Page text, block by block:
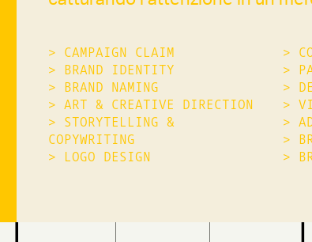
> CAMPAIGN CLAIM
> BRAND IDENTITY
> BRAND NAMING
> ART & CREATIVE DIRECTION
> STORYTELLING &
COPYWRITING
>
LOGO DESIGN
>
>
>
>
>
>
>